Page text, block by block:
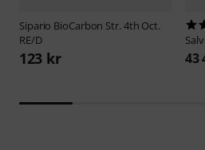
Sipario BioCarbon Str. 4th Oct.
RE/D
123 kr
Salvi
43